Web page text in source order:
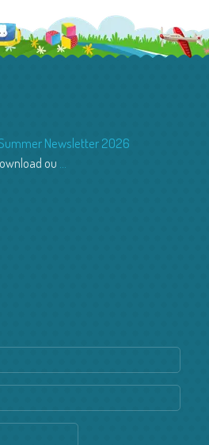
Newsletter 2026
ou